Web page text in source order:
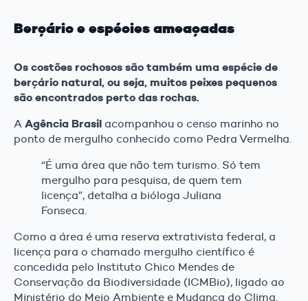
Berçário e espécies ameaçadas
Os costões rochosos são também uma espécie de
berçário natural, ou seja, muitos peixes pequenos
são encontrados perto das rochas.
A Agência Brasil acompanhou o censo marinho no
ponto de mergulho conhecido como Pedra Vermelha.
“É uma área que não tem turismo. Só tem
mergulho para pesquisa, de quem tem
licença”, detalha a bióloga Juliana
Fonseca.
Como a área é uma reserva extrativista federal, a
licença para o chamado mergulho científico é
concedida pelo Instituto Chico Mendes de
Conservação da Biodiversidade (ICMBio), ligado ao
Ministério do Meio Ambiente e Mudança do Clima.